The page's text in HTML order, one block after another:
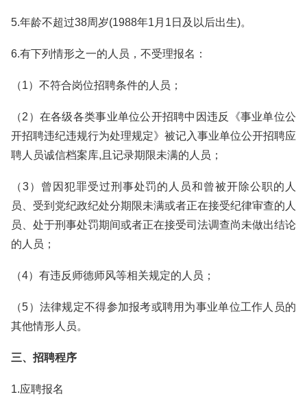
5.年龄不超过38周岁(1988年1月1日及以后出生)。
6.有下列情形之一的人员，不受理报名：
（1）不符合岗位招聘条件的人员；
（2）在各级各类事业单位公开招聘中因违反《事业单位公
开招聘违纪违规行为处理规定》被记入事业单位公开招聘应
聘人员诚信档案库,且记录期限未满的人员；
（3）曾因犯罪受过刑事处罚的人员和曾被开除公职的人
员、受到党纪政纪处分期限未满或者正在接受纪律审查的人
员、处于刑事处罚期间或者正在接受司法调查尚未做出结论
的人员；
（4）有违反师德师风等相关规定的人员；
（5）法律规定不得参加报考或聘用为事业单位工作人员的
其他情形人员。
三、招聘程序
1.应聘报名